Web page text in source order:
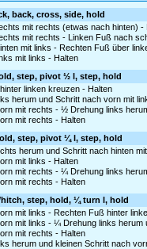
back, cross, side, hold
mit rechts (etwas nach hinten)
mit rechts - Linken Fuß nach
mit links - Rechten Fuß über
mit links - Halten
step, pivot ½ l, step, hold
linken kreuzen - Halten
herum und Schritt nach vorn mit
mit rechts - ½ Drehung links
mit rechts - Halten
step, pivot ¼ l, step, hold
herum und Schritt nach hinten
mit links - Halten
mit rechts - ¼ Drehung links
mit rechts - Halten
step, hold, ¼ turn l, hold
mit links - Rechten Fuß hinter
mit links - ¼ Drehung links herum
mit rechts - Halten
herum und kleinen Schritt nach